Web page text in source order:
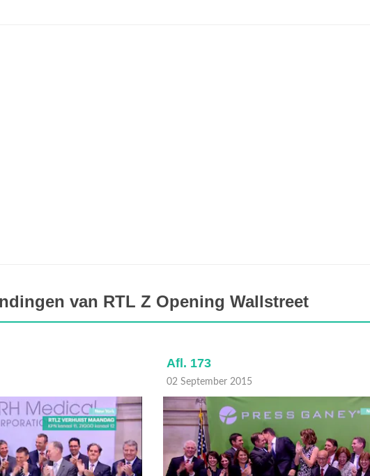
van RTL Z Opening Wallstreet
Afl. 173
02 September 2015